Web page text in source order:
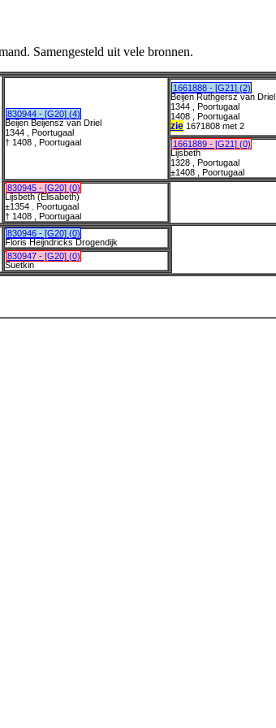
Samengesteld uit vele bronnen.
830944 - [G20] (4)
Beijen Beijensz van Driel
1344 , Poortugaal
† 1408 , Poortugaal
1661888 - [G21] (2)
Beijen Ruthgersz van Driel
1344 , Poortugaal
1408 , Poortugaal
zie 1671808 met 2
1661889 - [G21] (0)
Lijsbeth
1328 , Poortugaal
±1408 , Poortugaal
830945 - [G20] (0)
Lijsbeth (Elisabeth)
±1354 . Poortugaal
† 1408 , Poortugaal
830946 - [G20] (0)
Floris Heijndricks Drogendijk
830947 - [G20] (0)
Suetkin